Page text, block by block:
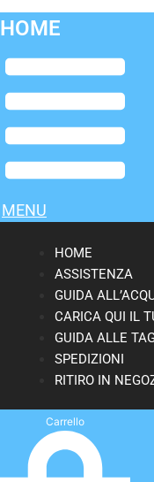
HOME
Flyout
Menu
MENU
HOME
ASSISTENZA
GUIDA
CARICA QUI IL
GUIDA ALLE
SPEDIZIONI
RITIRO IN
Carrello